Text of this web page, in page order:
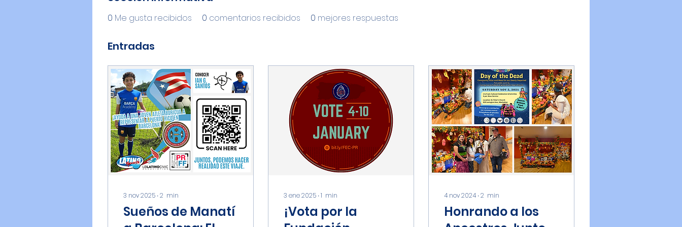
0 Me gusta recibidos 0 comentarios recibidos 0 mejores respuestas
Entradas
3 nov 2025 ∙2 min
Sueños de Manatí
3 ene 2025 ∙1 min
¡Vota por la
4 nov 2024 ∙2 min
Honrando a los